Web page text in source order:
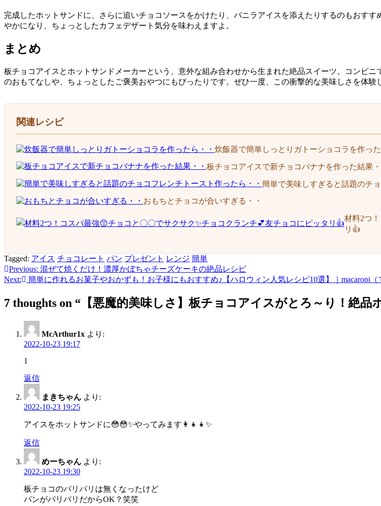
完成したホットサンドに、さらに追いチョコソースをかけたり、バニラアイスを添えたりするのもおす
やかになり、ちょっとしたカフェデザート気分を味わえますよ。
まとめ
板チョコアイスとホットサンドメーカーという、意外な組み合わせから生まれた絶品スイーツ。コンビ
のおもてなしや、ちょっとしたご褒美おやつにもぴったりです。ぜひ一度、この衝撃的な美味しさを体験
関連レシピ
炊飯器で簡単しっとりガトーショコラを作った
板チョコアイスで新チョコバナナを作った結果・
簡単で美味しすぎると話題のチ
おもちとチョコが合いすぎる・・
材料2つ
リ👍
Tagged: アイス チョコレート パン プレゼント レンジ 簡単
投
稿
ナ
Previous: 混ぜて焼くだけ！濃厚かぼちゃチーズケーキの絶品レシピ
Next:
簡単に作れるお菓子やおかずも！お子様にもおすすめ♪【ハロウィン人気レシピ10選】｜macaroni（
7 thoughts on “ 【悪魔的美味しさ】板チョコアイスがとろ～り！絶
McArthur1x より:
2022-10-23 19:17
1
返信
まきちゃん より:
2022-10-23 19:25
アイスをホットサンドに😳😳✨やってみます👩‍👧‍👧✨
返信
めーちゃん より:
2022-10-23 19:30
板チョコのパリパリは無くなったけど
パンがパリパリだからOK？笑笑